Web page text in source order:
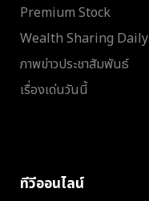
Premium Stock
Wealth Sharing Daily
ภาพข่าวประชาสัมพันธ์
เรื่องเด่นวันนี้
ทีวีออนไลน์